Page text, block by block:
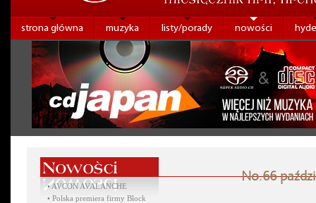
strona główna muzyka listy/porady nowości
No.66
•AVCON AVALANCHE
• Polska premiera firmy Block